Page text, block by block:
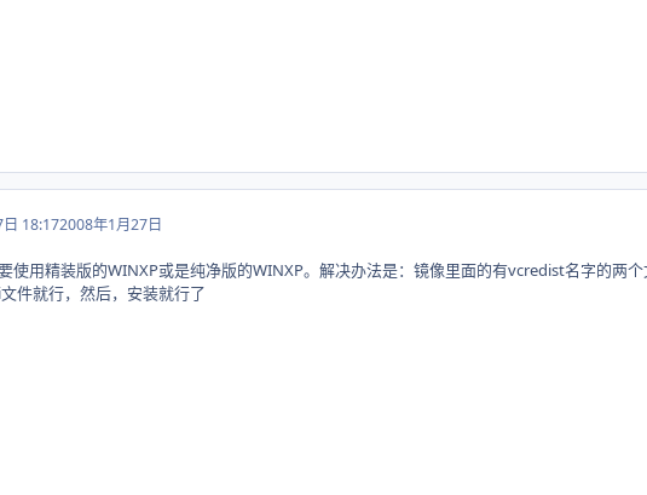
18:172008年1月27日
使用精装版的WINXP或是纯净版的WINXP。解决办法是：镜像里面的有vcredist名字的两
件就行，然后，安装就行了